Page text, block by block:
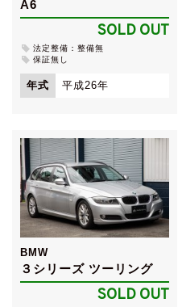
A6
SOLD OUT
法定整備：整備無
保証無し
年式 平成26年
BMW
３シリーズ ツーリング
SOLD OUT